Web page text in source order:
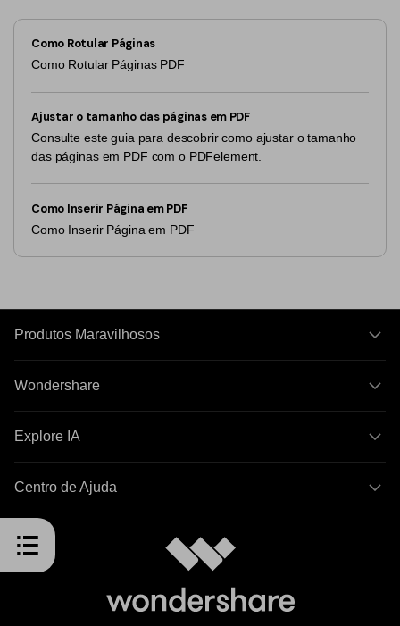
Como Rotular Páginas
Como Rotular Páginas PDF
Ajustar o tamanho das páginas em PDF
Consulte este guia para descobrir como ajustar o tamanho
das páginas em PDF com o PDFelement.
Como Inserir Página em PDF
Como Inserir Página em PDF
Produtos Maravilhosos
Wondershare
Explore IA
Centro de Ajuda